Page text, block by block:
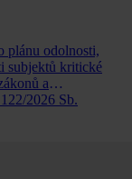
plánu odolnosti,
subjektů kritické
a
2026 Sb.